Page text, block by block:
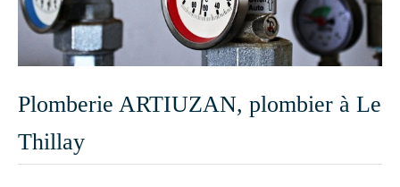
Plomberie ARTIUZAN, plombier à Le
Thillay